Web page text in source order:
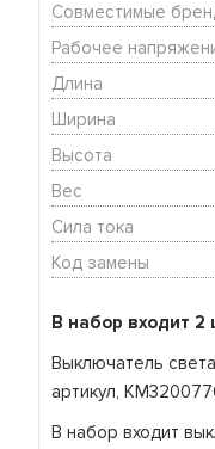
В набор входит 2
Выключатель
артикул,
В набор входит
Совместимые
Рабочее
Длина
Ширина
Высота
Вес
Сила тока
Код замены